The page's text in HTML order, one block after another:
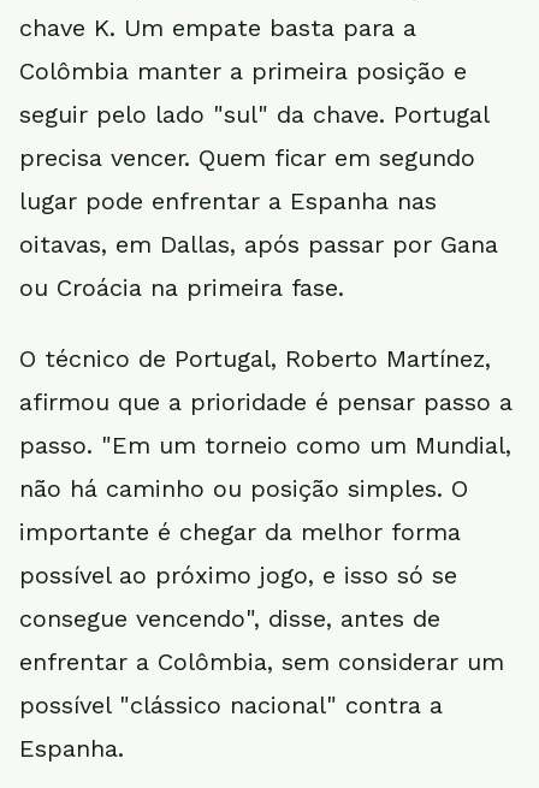
chave K. Um empate basta para a
Colômbia manter a primeira posição e
seguir pelo lado "sul" da chave. Portugal
precisa vencer. Quem ficar em segundo
lugar pode enfrentar a Espanha nas
oitavas, em Dallas, após passar por Gana
ou Croácia na primeira fase.
O técnico de Portugal, Roberto Martínez,
afirmou que a prioridade é pensar passo a
passo. "Em um torneio como um Mundial,
não há caminho ou posição simples. O
importante é chegar da melhor forma
possível ao próximo jogo, e isso só se
consegue vencendo", disse, antes de
enfrentar a Colômbia, sem considerar um
possível "clássico nacional" contra a
Espanha.